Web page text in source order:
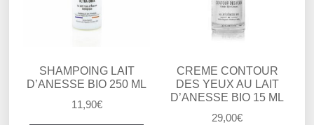
SHAMPOING LAIT
D’ANESSE BIO 250 ML
11,90€
CREME CONTOUR
DES YEUX AU LAIT
D’ANESSE BIO 15 ML
29,00€